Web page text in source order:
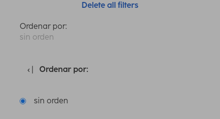
Delete all filters
Ordenar por:
sin orden
Ordenar por:
sin orden